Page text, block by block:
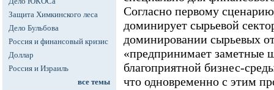
Защита Химкинского леса
Дело Бульбова
Россия и финансовый кризис
Доллар
Россия и Израиль
все темы
Согласно первому
доминирует сырьевой
доминировании сырьевых
«предпринимает заметные
благоприятной бизнес-
что одновременно с этим